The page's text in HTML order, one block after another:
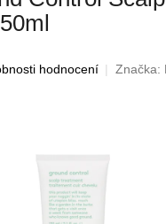
hodnocení Značka: